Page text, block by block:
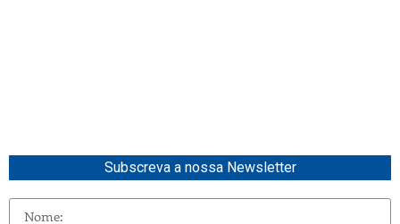
Subscreva a nossa Newsletter